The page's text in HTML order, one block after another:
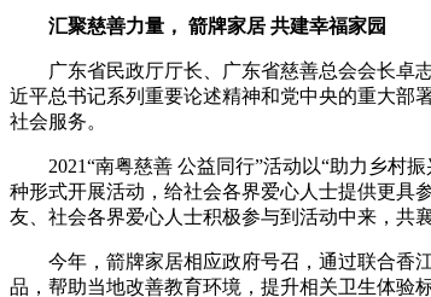
汇聚慈善力量， 箭牌家居 共建幸福家园
广东省民政厅厅长、广东省慈善总会会长卓志
近平总书记系列重要论述精神和党中央的重大部
社会服务。
2021“南粤慈善 公益同行”活动以“助力乡村振
种形式开展活动，给社会各界爱心人士提供更具
友、社会各界爱心人士积极参与到活动中来，共
今年，箭牌家居相应政府号召，通过联合香江
品，帮助当地改善教育环境，提升相关卫生体验